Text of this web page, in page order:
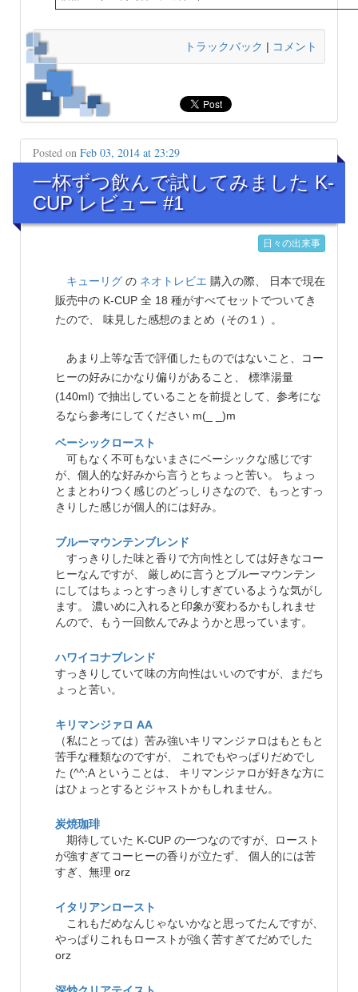
トラックバック | コメント
Posted on Feb 03, 2014 at 23:29
一杯ずつ飲んで試してみました K-
CUP レビュー #1
日々の出来事
キューリグ の ネオトレビエ 購入の際、 日本で現在
販売中の K-CUP 全 18 種がすべてセットでついてき
たので、 味見した感想のまとめ（その１）。
あまり上等な舌で評価したものではないこと、コー
ヒーの好みにかなり偏りがあること、 標準湯量
(140ml) で抽出していることを前提として、参考にな
るなら参考にしてください m(_ _)m
ベーシックロースト
可もなく不可もないまさにベーシックな感じです
が、個人的な好みから言うとちょっと苦い。 ちょっ
とまとわりつく感じのどっしりさなので、もっとすっ
きりした感じが個人的には好み。
ブルーマウンテンブレンド
すっきりした味と香りで方向性としては好きなコー
ヒーなんですが、 厳しめに言うとブルーマウンテン
にしてはちょっとすっきりしすぎているような気がし
ます。 濃いめに入れると印象が変わるかもしれませ
んので、もう一回飲んでみようかと思っています。
ハワイコナブレンド
すっきりしていて味の方向性はいいのですが、まだち
ょっと苦い。
キリマンジァロ AA
（私にとっては）苦み強いキリマンジァロはもともと
苦手な種類なのですが、 これでもやっぱりだめでし
た (^^;A ということは、 キリマンジァロが好きな方に
はひょっとするとジャストかもしれません。
炭焼珈琲
期待していた K-CUP の一つなのですが、ロースト
が強すぎてコーヒーの香りが立たず、 個人的には苦
すぎ、無理 orz
イタリアンロースト
これもだめなんじゃないかなと思ってたんですが、
やっぱりこれもローストが強く苦すぎてだめでした
orz